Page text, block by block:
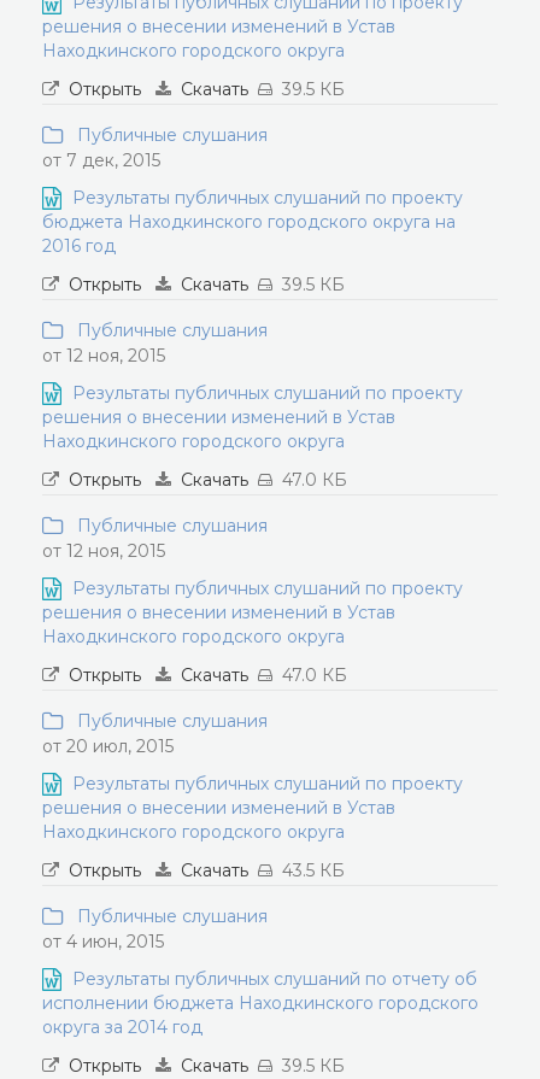
решения о внесении изменений в Устав
Находкинского городского округа
Открыть
Скачать 39.5 КБ
Публичные слушания
от 7 дек, 2015
Результаты публичных слушаний по проекту
бюджета Находкинского городского округа на
2016 год
Открыть
Скачать 39.5 КБ
Публичные слушания
от 12 ноя, 2015
Результаты публичных слушаний по проекту
решения о внесении изменений в Устав
Находкинского городского округа
Открыть
Скачать 47.0 КБ
Публичные слушания
от 12 ноя, 2015
Результаты публичных слушаний по проекту
решения о внесении изменений в Устав
Находкинского городского округа
Открыть
Скачать 47.0 КБ
Публичные слушания
от 20 июл, 2015
Результаты публичных слушаний по проекту
решения о внесении изменений в Устав
Находкинского городского округа
Открыть
Скачать 43.5 КБ
Публичные слушания
от 4 июн, 2015
Результаты публичных слушаний по отчету об
исполнении бюджета Находкинского городского
округа за 2014 год
Открыть
Скачать 39.5 КБ